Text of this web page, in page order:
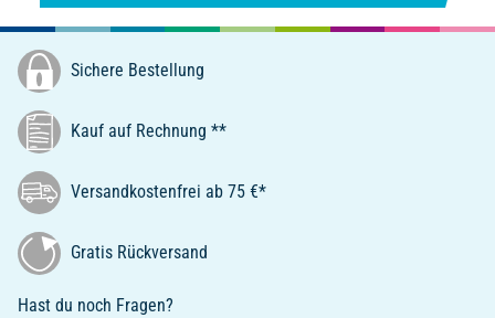
Sichere Bestellung
Kauf auf Rechnung **
Versandkostenfrei ab 75 €*
Gratis Rückversand
Hast du noch Fragen?